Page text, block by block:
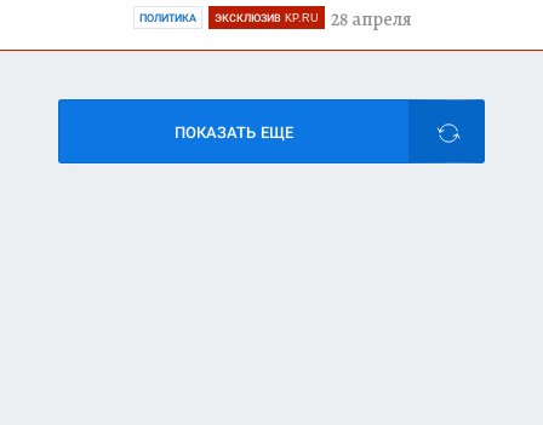
28 апреля
ПОЛИТИКА ЭКСКЛЮЗИВ KP.RU
ПОКАЗАТЬ ЕЩЕ